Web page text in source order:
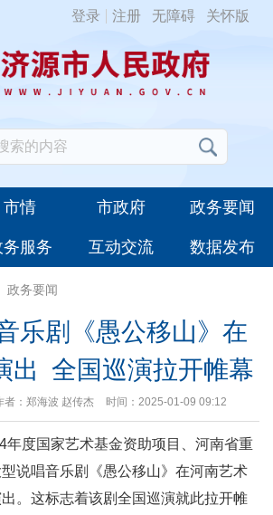
登录 注册 无障碍 关怀版
市情 市政府 政务要闻
务服务 互动交流 数据发布
政务要闻
乐剧《愚公移山》在
出 全国巡演拉开帷幕
者：郑海波 赵传杰 时间：2025-01-09 09:12
年度国家艺术基金资助项目、河南省重
说唱音乐剧《愚公移山》在河南艺术
。这标志着该剧全国巡演就此拉开帷